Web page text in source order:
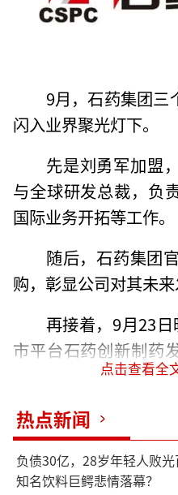
9月，石药集团三
闪入业界聚光灯下。
先是刘勇军加盟
与全球研发总裁，负
国际业务开拓等工作。
随后，石药集团
购，彰显公司对其未来
再接着，9月23
市平台石药创新制药
东辞职，总经理姚兵
不到一个月的时
药子公司，这一连串
确：石药集团新局已
点击查看全
热点新闻
负债30亿，28岁年轻人败光
知名饮料巨鳄悲情落幕？